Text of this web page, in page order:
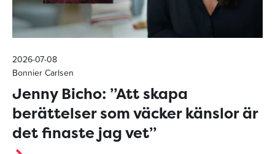
2026-07-08
Bonnier Carlsen
Jenny Bicho: ”Att skapa
berättelser som väcker känslor är
det finaste jag vet”